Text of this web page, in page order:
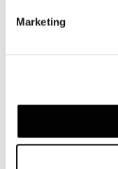
Marketing